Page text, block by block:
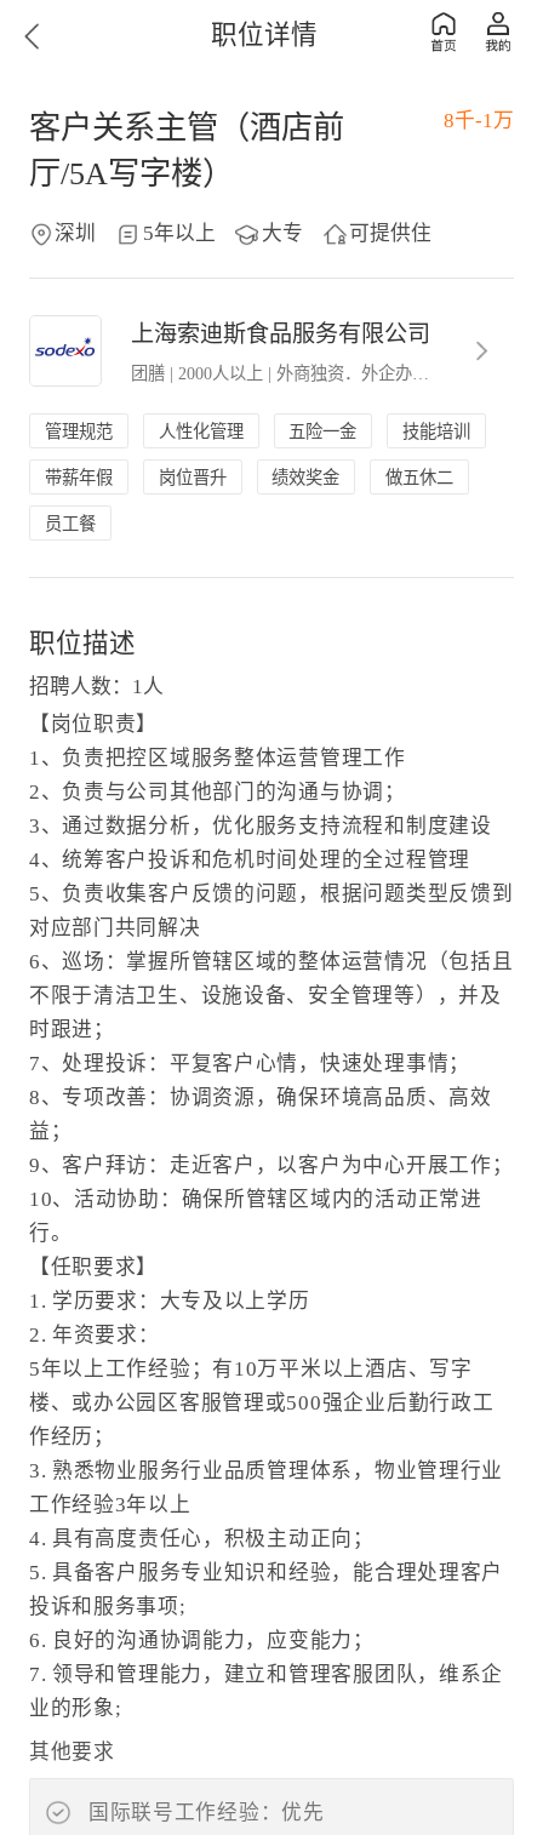
职位详情
客户关系主管（酒店前
厅/5A写字楼）
8千-1万
深圳 5年以上 大专 可提供住
上海索迪斯食品服务有限公司
团膳 | 2000人以上 | 外商独资．外企办事处
管理规范 人性化管理 五险一金 技能培训
带薪年假 岗位晋升 绩效奖金 做五休二
员工餐
职位描述
招聘人数：1人
【岗位职责】
1、负责把控区域服务整体运营管理工作
2、负责与公司其他部门的沟通与协调；
3、通过数据分析，优化服务支持流程和制度建设
4、统筹客户投诉和危机时间处理的全过程管理
5、负责收集客户反馈的问题，根据问题类型反馈到
对应部门共同解决
6、巡场：掌握所管辖区域的整体运营情况（包括且
不限于清洁卫生、设施设备、安全管理等），并及
时跟进；
7、处理投诉：平复客户心情，快速处理事情；
8、专项改善：协调资源，确保环境高品质、高效
益；
9、客户拜访：走近客户，以客户为中心开展工作；
10、活动协助：确保所管辖区域内的活动正常进
行。
【任职要求】
1. 学历要求：大专及以上学历
2. 年资要求：
5年以上工作经验；有10万平米以上酒店、写字
楼、或办公园区客服管理或500强企业后勤行政工
作经历；
3. 熟悉物业服务行业品质管理体系，物业管理行业
工作经验3年以上
4. 具有高度责任心，积极主动正向；
5. 具备客户服务专业知识和经验，能合理处理客户
投诉和服务事项;
6. 良好的沟通协调能力，应变能力；
7. 领导和管理能力，建立和管理客服团队，维系企
业的形象;
其他要求
国际联号工作经验：优先